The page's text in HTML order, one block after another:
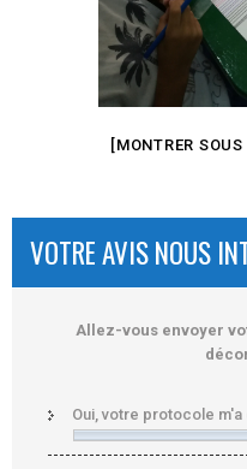
[MONTRER
VOTRE AVIS NOUS
Allez-vous envoyer
Oui, votre protocole m'a